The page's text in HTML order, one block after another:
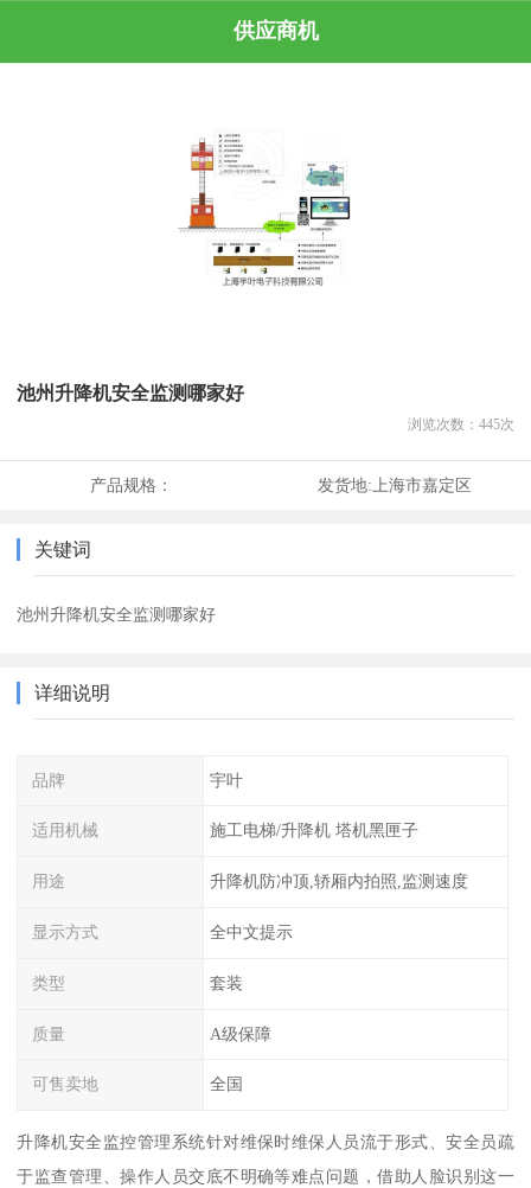
供应商机
池州升降机安全监测哪家好
浏览次数： 445次
产品规格： 发货地:上海市嘉定区
关键词
池州升降机安全监测哪家好
详细说明
品牌 宇叶
适用机械 施工电梯/升降机 塔机黑匣子
用途 升降机防冲顶,轿厢内拍照,监测速度
显示方式 全中文提示
类型 套装
质量 A级保障
可售卖地 全国
升降机安全监控管理系统针对维保时维保人员流于形式、安全员疏
于监查管理、操作人员交底不明确等难点问题，借助人脸识别这一